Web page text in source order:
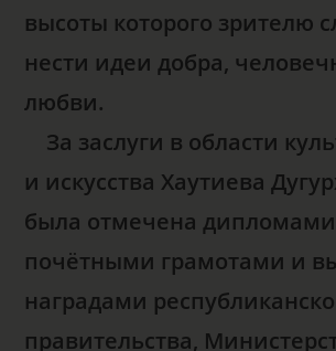
высоты которого зрителю
нести идеи добра,
любви.
За заслуги в области
и искусства Хаутиева
была отмечена
почётными грамотами и
наградами
правительства,